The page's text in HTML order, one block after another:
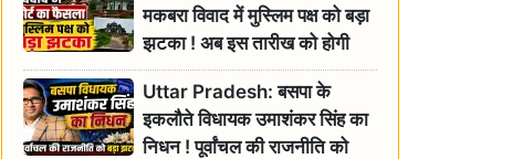
मकबरा विवाद में मुस्लिम पक्ष को बड़ा
झटका ! अब इस तारीख को होगी
सुनवाई
Uttar Pradesh: बसपा के
इकलौते विधायक उमाशंकर सिंह का
निधन ! पूर्वांचल की राजनीति को